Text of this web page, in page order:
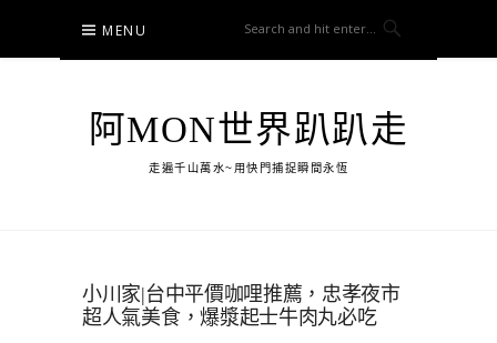
content
MENU
阿MON世界趴趴走
走遍千山萬水~用快門捕捉瞬間永恆
小川家|台中平價咖哩推薦，忠孝夜市
超人氣美食，爆漿起士牛肉丸必吃